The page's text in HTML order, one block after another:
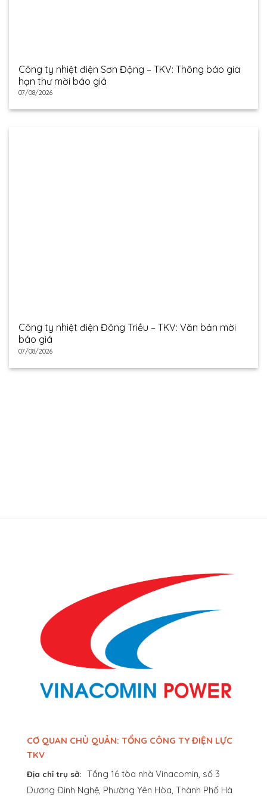
Công ty nhiệt điện Sơn Động – TKV: Thông báo gia
hạn thư mời báo giá
07/08/2026
Công ty nhiệt điện Đông Triều – TKV: Văn bản mời
báo giá
07/08/2026
CƠ QUAN CHỦ QUẢN: TỔNG CÔNG TY ĐIỆN LỰC
TKV
Địa chỉ trụ sở: Tầng 16 tòa nhà Vinacomin, số 3
Dương Đình Nghệ, Phường Yên Hòa, Thành Phố Hà